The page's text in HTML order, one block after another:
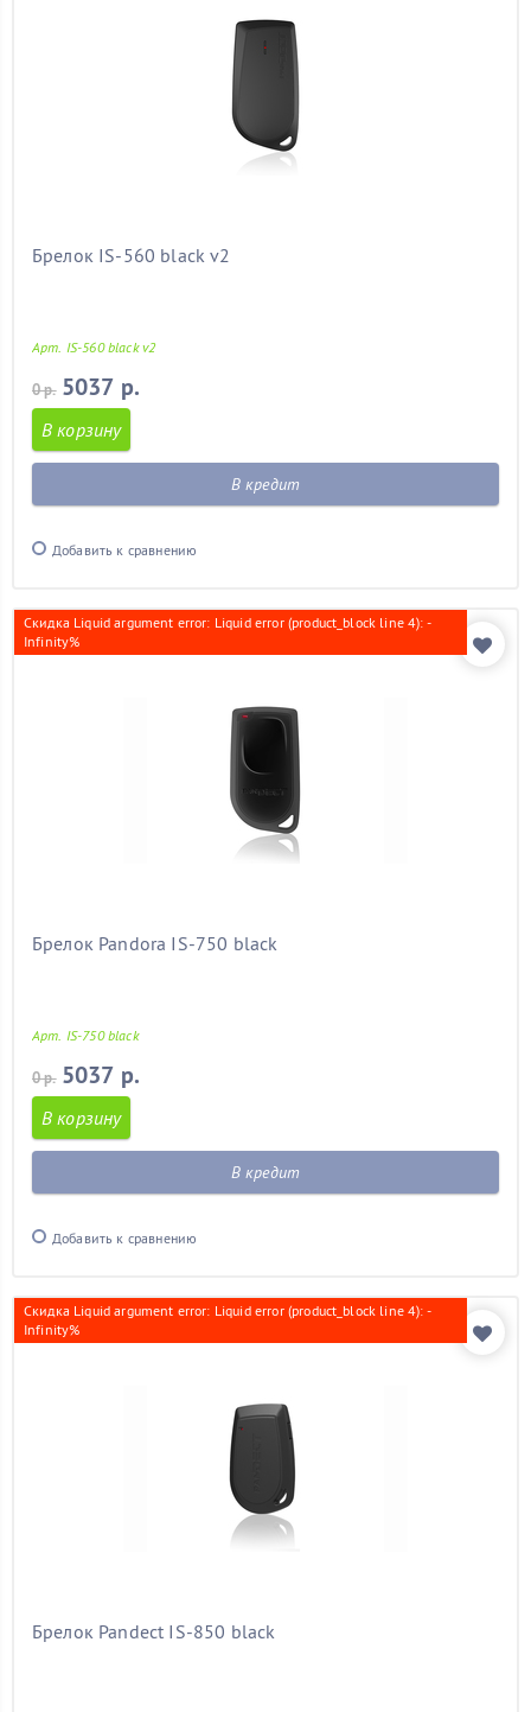
Брелок IS-560 black v2
Арт. IS-560 black v2
0 р. 5037 р.
В корзину
В кредит
Добавить к сравнению
Скидка Liquid argument error: Liquid error (product_block line 4): -
Infinity%
Брелок Pandora IS-750 black
Арт. IS-750 black
0 р. 5037 р.
В корзину
В кредит
Добавить к сравнению
Скидка Liquid argument error: Liquid error (product_block line 4): -
Infinity%
Брелок Pandect IS-850 black